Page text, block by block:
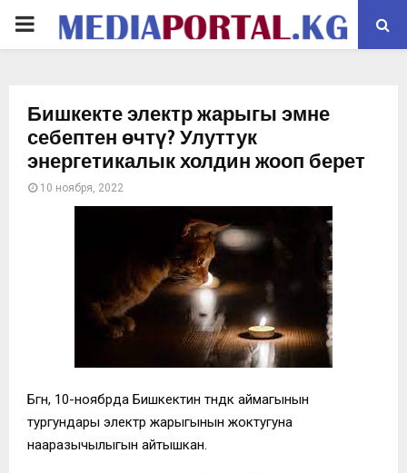
PRIMARY
Бишкекте электр жарыгы эмне
себептен өчтү? Улуттук
энергетикалык холдин жооп берет
10 ноября, 2022
Бүгүн, 10-ноябрда Бишкектин түндүк аймагынын
тургундары электр жарыгынын жоктугуна
нааразычылыгын айтышкан.